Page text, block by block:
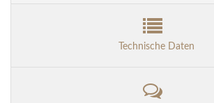
Technische Daten